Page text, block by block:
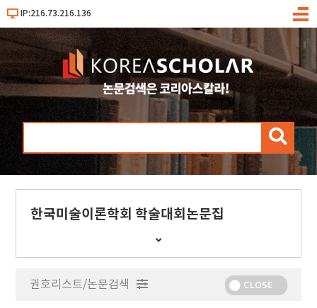
IP:216.73.216.136
메
검
한국미술이론학회 학술대회논문집
간
행
권호리스트/논문검색 CLOSE